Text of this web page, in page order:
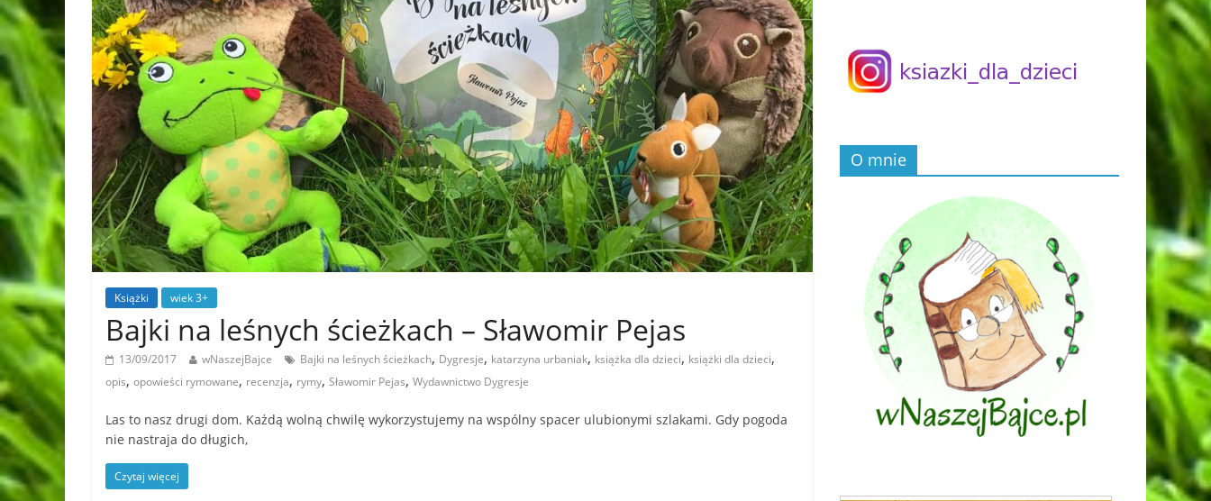
Książki wiek 3+
Bajki na leśnych ścieżkach – Sławomir Pejas
13/09/2017 wNaszejBajce Bajki na leśnych ścieżkach, Dygresje, katarzyna urbaniak, książka dla dzieci, książki dla dzieci,
opis, opowieści rymowane, recenzja, rymy, Sławomir Pejas, Wydawnictwo Dygresje
Las to nasz drugi dom. Każdą wolną chwilę wykorzystujemy na wspólny spacer ulubionymi szlakami. Gdy pogoda
nie nastraja do długich,
Czytaj więcej
O mnie